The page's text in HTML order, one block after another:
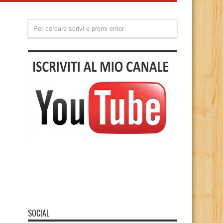
SOCIAL